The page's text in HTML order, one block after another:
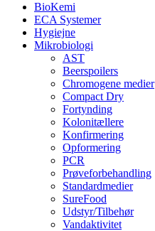
BioKemi
ECA Systemer
Hygiejne
Mikrobiologi
AST
Beerspoilers
Chromogene medier
Compact Dry
Fortynding
Kolonitællere
Konfirmering
Opformering
PCR
Prøveforbehandling
Standardmedier
SureFood
Udstyr/Tilbehør
Vandaktivitet